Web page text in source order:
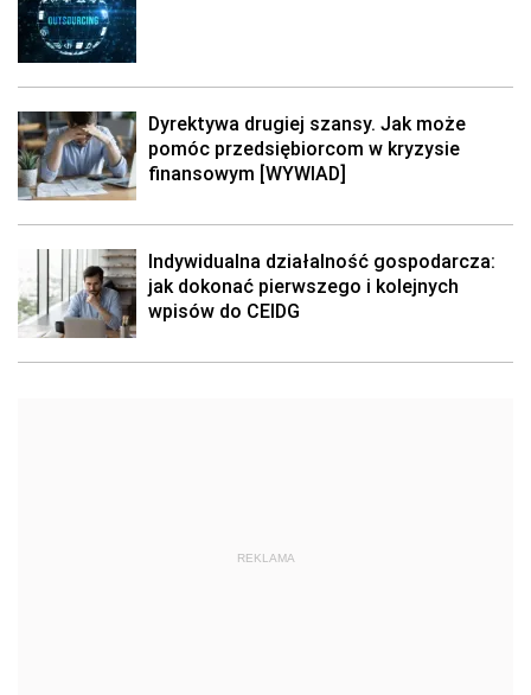
Dyrektywa drugiej szansy. Jak może
pomóc przedsiębiorcom w kryzysie
finansowym [WYWIAD]
Indywidualna działalność gospodarcza:
jak dokonać pierwszego i kolejnych
wpisów do CEIDG
REKLAMA